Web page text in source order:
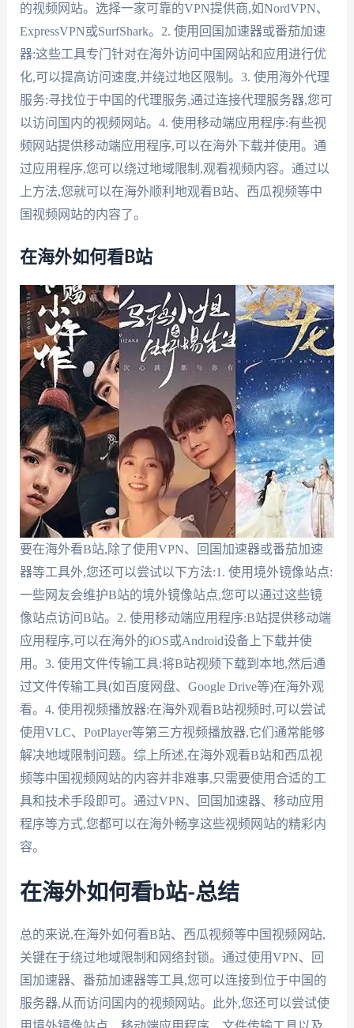
的视频网站。选择一家可靠的VPN提供商,如NordVPN、
ExpressVPN或SurfShark。2. 使用回国加速器或番茄加速
器:这些工具专门针对在海外访问中国网站和应用进行优
化,可以提高访问速度,并绕过地区限制。3. 使用海外代理
服务:寻找位于中国的代理服务,通过连接代理服务器,您可
以访问国内的视频网站。4. 使用移动端应用程序:有些视
频网站提供移动端应用程序,可以在海外下载并使用。通
过应用程序,您可以绕过地域限制,观看视频内容。通过以
上方法,您就可以在海外顺利地观看B站、西瓜视频等中
国视频网站的内容了。
在海外如何看B站
要在海外看B站,除了使用VPN、回国加速器或番茄加速
器等工具外,您还可以尝试以下方法:1. 使用境外镜像站点:
一些网友会维护B站的境外镜像站点,您可以通过这些镜
像站点访问B站。2. 使用移动端应用程序:B站提供移动端
应用程序,可以在海外的iOS或Android设备上下载并使
用。3. 使用文件传输工具:将B站视频下载到本地,然后通
过文件传输工具(如百度网盘、Google Drive等)在海外观
看。4. 使用视频播放器:在海外观看B站视频时,可以尝试
使用VLC、PotPlayer等第三方视频播放器,它们通常能够
解决地域限制问题。综上所述,在海外观看B站和西瓜视
频等中国视频网站的内容并非难事,只需要使用合适的工
具和技术手段即可。通过VPN、回国加速器、移动应用
程序等方式,您都可以在海外畅享这些视频网站的精彩内
容。
在海外如何看b站-总结
总的来说,在海外如何看B站、西瓜视频等中国视频网站,
关键在于绕过地域限制和网络封锁。通过使用VPN、回
国加速器、番茄加速器等工具,您可以连接到位于中国的
服务器,从而访问国内的视频网站。此外,您还可以尝试使